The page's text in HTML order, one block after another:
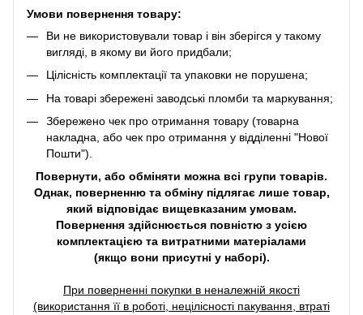
Умови повернення товару:
Ви не використовували товар і він зберігся у такому
вигляді, в якому ви його придбали;
Цілісність комплектації та упаковки не порушена;
На товарі збережені заводські пломби та маркування;
Збережено чек про отримання товару (товарна
накладна, або чек про отримання у відділенні "Нової
Пошти").
Повернути, або обміняти можна всі групи товарів.
Однак, поверненню та обміну підлягає лише товар,
який відповідає вищевказаним умовам.
Повернення здійснюється повністю з усією
комплектацією та витратними матеріалами
(якщо вони присутні у наборі).
При поверненні покупки в неналежній якості
(використання її в роботі, нецілісності пакування, втраті